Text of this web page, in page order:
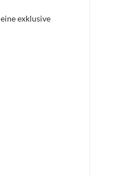
exklusive